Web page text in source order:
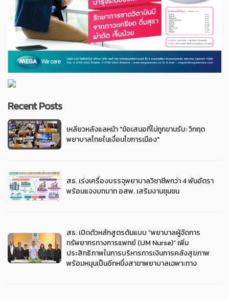
Recent Posts
เหลียวหลังแลหน้า "ข้อเสนอที่ไม่ถูกขานรับ: วิกฤต
พยาบาลไทยในเงื่อนไขการเมือง"
สธ. เร่งเครื่องบรรจุพยาบาลวิชาชีพกว่า 4 พันอัตรา
พร้อมแจงบทบาท อสพ. เสริมงานชุมชน
สธ. เปิดตัวหลักสูตรต้นแบบ “พยาบาลผู้จัดการ
ทรัพยากรทางการแพทย์ (UM Nurse)” เพิ่ม
ประสิทธิภาพในการบริหารการเงินการคลังสุขภาพ
พร้อมหนุนเป็นอีกหนึ่งสาขาพยาบาลเฉพาะทาง